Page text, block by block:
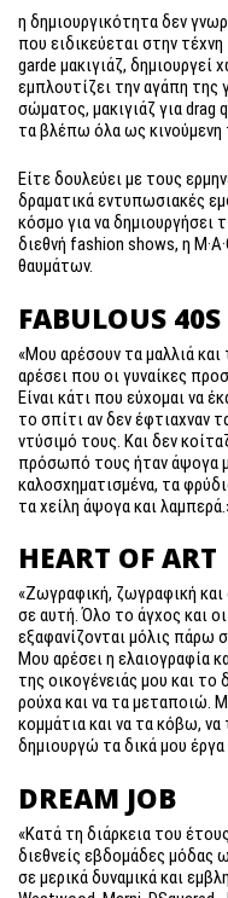
η δημιουργικότητα δεν
που ειδικεύεται στην
garde μακιγιάζ, δημιουργεί
εμπλουτίζει την αγάπη της
σώματος, μακιγιάζ για drag
τα βλέπω όλα ως κινούμενη
Είτε δουλεύει με τους
δραματικά εντυπωσιακές
κόσμο για να δημιουργήσει
διεθνή fashion shows, η
θαυμάτων.
FABULOUS 40S
«Μου αρέσουν τα μαλλιά
αρέσει που οι γυναίκες
Είναι κάτι που εύχομαι να
το σπίτι αν δεν έφτιαχναν
ντύσιμό τους. Και δεν
πρόσωπό τους ήταν άψογα
καλοσχηματισμένα, τα
τα χείλη άψογα και
HEART OF ART
«Ζωγραφική, ζωγραφική και
σε αυτή. Όλο το άγχος και
εξαφανίζονται μόλις πάρω
Μου αρέσει η ελαιογραφία
της οικογένειάς μου και
ρούχα και να τα μεταποιώ.
κομμάτια και να τα κόβω,
δημιουργώ τα δικά μου
DREAM JOB
«Κατά τη διάρκεια του
διεθνείς εβδομάδες μόδας
σε μερικά δυναμικά και